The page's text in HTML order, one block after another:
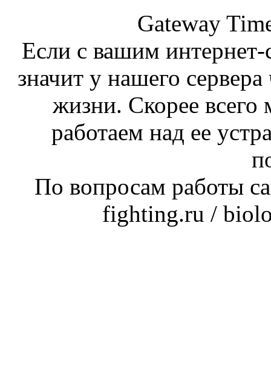
Gateway
Если с вашим интернет-
значит у нашего
жизни. Скорее
работаем над ее
По вопросам работы
fighting.ru /